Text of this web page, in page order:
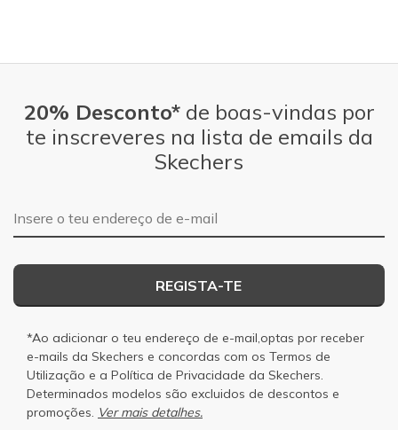
20% Desconto*de boas-vindas por
te inscreveres na lista de emails da
Skechers
Endereço de e-mail
REGISTA-TE
*Ao adicionar o teu endereço de e-mail,optas por receber
e-mails da Skechers e concordas com os Termos de
Utilização e a Política de Privacidade da Skechers.
Determinados modelos são excluidos de descontos e
promoções. Ver mais detalhes.